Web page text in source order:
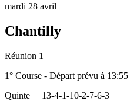
mardi 28 avril
Chantilly
Réunion 1
1° Course - Départ prévu à 13:55
Quinte
13-4-1-10-2-7-6-3